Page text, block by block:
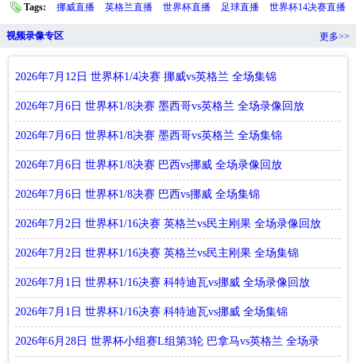
Tags: 挪威直播 英格兰直播 世界杯直播 足球直播 世界杯14决赛直播
视频录像专区 更多>>
2026年7月12日 世界杯1/4决赛 挪威vs英格兰 全场集锦
2026年7月6日 世界杯1/8决赛 墨西哥vs英格兰 全场录像回放
2026年7月6日 世界杯1/8决赛 墨西哥vs英格兰 全场集锦
2026年7月6日 世界杯1/8决赛 巴西vs挪威 全场录像回放
2026年7月6日 世界杯1/8决赛 巴西vs挪威 全场集锦
2026年7月2日 世界杯1/16决赛 英格兰vs民主刚果 全场录像回放
2026年7月2日 世界杯1/16决赛 英格兰vs民主刚果 全场集锦
2026年7月1日 世界杯1/16决赛 科特迪瓦vs挪威 全场录像回放
2026年7月1日 世界杯1/16决赛 科特迪瓦vs挪威 全场集锦
2026年6月28日 世界杯小组赛L组第3轮 巴拿马vs英格兰 全场录